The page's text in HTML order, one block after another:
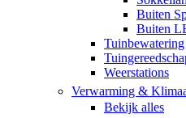
Buiten
Buiten
Tuinbewatering
Weerstations
Verwarming &
Bekijk alles